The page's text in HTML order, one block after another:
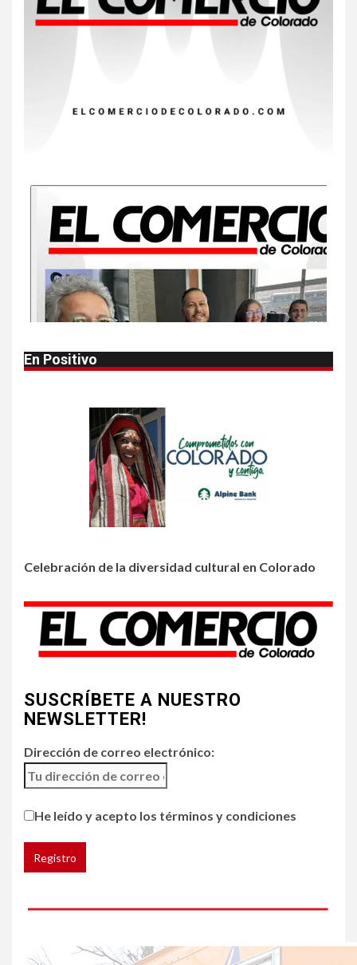
8 • ESTADOS UNIDOS HOGAR Y SALUD
EEUU este año que en 2025
• ESTADOS UNIDOS
HOGAR Y SALUD
NOTICIAS
Van 4,100 casos confirmados
por parásito que causa
diarrea en EEUU
• HOGAR Y SALUD LOCAL NOTICIAS
Reportan en Colorado 110
consumo de jalapeños
• HOGAR Y SALUD LOCAL NOTICIAS
Prevenga picaduras de
insectos de verano en
Colorado
• HOGAR Y SALUD LOCAL NOTICIAS
aire amenazan Colorado
Chipotle retira chiles
jalapeños de varios
5
HOGAR Y SALUD
Generación Z ignora riesgo
de cáncer al broncearse
En Positivo
Celebración de la diversidad cultural en Colorado
SUSCRÍBETE A NUESTRO
NEWSLETTER!
Dirección de correo electrónico:
He leído y acepto los términos y condiciones